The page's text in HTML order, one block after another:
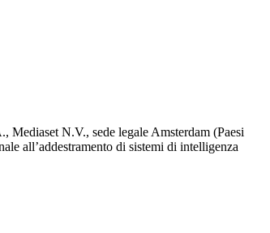
N.V., sede legale Amsterdam (Paesi
all’addestramento di sistemi di intelligenza